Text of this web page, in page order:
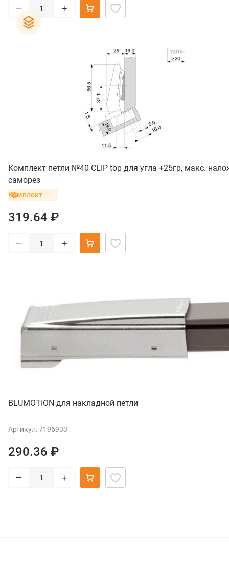
– +
Комплект петли №40 CLIP top для угла +25гр, макс.
саморез
Комплект
319.64 ₽
– +
BLUMOTION для накладной петли
Артикул: 7196933
290.36 ₽
– +